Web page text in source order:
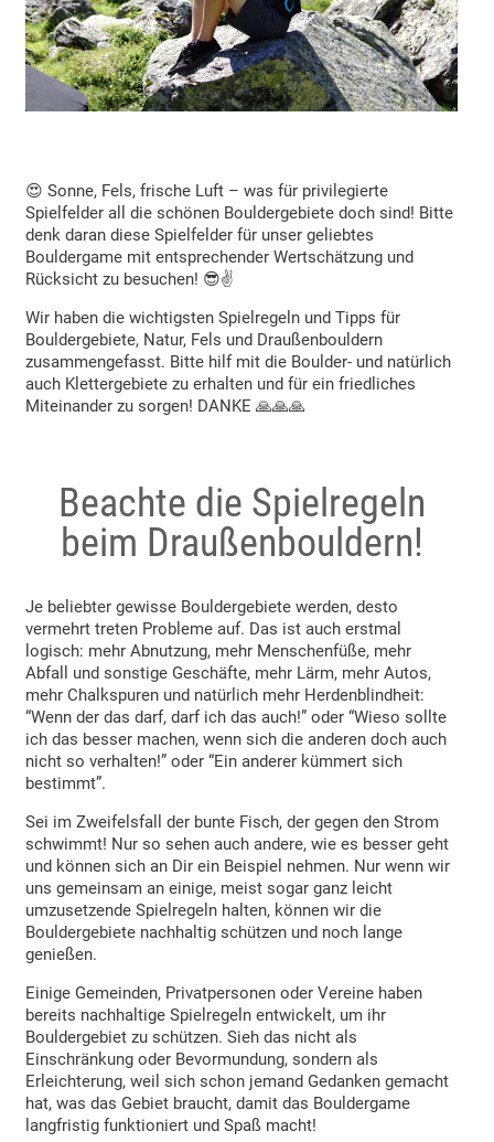
😍 Sonne, Fels, frische Luft – was für privilegierte
Spielfelder all die schönen Bouldergebiete doch sind! Bitte
denk daran diese Spielfelder für unser geliebtes
Bouldergame mit entsprechender Wertschätzung und
Rücksicht zu besuchen! 😎✌️
Wir haben die wichtigsten Spielregeln und Tipps für
Bouldergebiete, Natur, Fels und Draußenbouldern
zusammengefasst. Bitte hilf mit die Boulder- und natürlich
auch Klettergebiete zu erhalten und für ein friedliches
Miteinander zu sorgen! DANKE 🙏🙏🙏
Beachte die Spielregeln
beim Draußenbouldern!
Je beliebter gewisse Bouldergebiete werden, desto
vermehrt treten Probleme auf. Das ist auch erstmal
logisch: mehr Abnutzung, mehr Menschenfüße, mehr
Abfall und sonstige Geschäfte, mehr Lärm, mehr Autos,
mehr Chalkspuren und natürlich mehr Herdenblindheit:
“Wenn der das darf, darf ich das auch!” oder “Wieso sollte
ich das besser machen, wenn sich die anderen doch auch
nicht so verhalten!” oder “Ein anderer kümmert sich
bestimmt”.
Sei im Zweifelsfall der bunte Fisch, der gegen den Strom
schwimmt! Nur so sehen auch andere, wie es besser geht
und können sich an Dir ein Beispiel nehmen. Nur wenn wir
uns gemeinsam an einige, meist sogar ganz leicht
umzusetzende Spielregeln halten, können wir die
Bouldergebiete nachhaltig schützen und noch lange
genießen.
Einige Gemeinden, Privatpersonen oder Vereine haben
bereits nachhaltige Spielregeln entwickelt, um ihr
Bouldergebiet zu schützen. Sieh das nicht als
Einschränkung oder Bevormundung, sondern als
Erleichterung, weil sich schon jemand Gedanken gemacht
hat, was das Gebiet braucht, damit das Bouldergame
langfristig funktioniert und Spaß macht!